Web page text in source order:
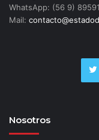
WhatsApp: (56 9)
Mail:
Nosotros